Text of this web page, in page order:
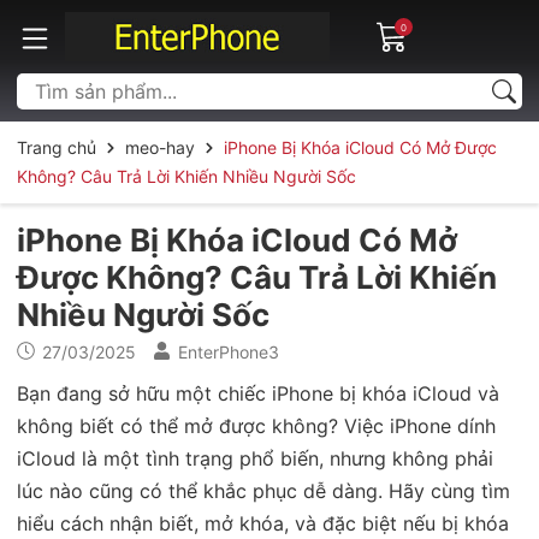
0
Trang chủ meo-hay
iPhone Bị Khóa iCloud Có Mở Được
Không? Câu Trả Lời Khiến Nhiều Người Sốc
iPhone Bị Khóa iCloud Có Mở
Được Không? Câu Trả Lời Khiến
Nhiều Người Sốc
27/03/2025 EnterPhone3
Bạn đang sở hữu một chiếc iPhone bị khóa iCloud và
không biết có thể mở được không? Việc iPhone dính
iCloud là một tình trạng phổ biến, nhưng không phải
lúc nào cũng có thể khắc phục dễ dàng. Hãy cùng tìm
hiểu cách nhận biết, mở khóa, và đặc biệt nếu bị khóa